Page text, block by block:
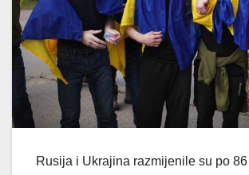
Rusija i Ukrajina razmijenile su po